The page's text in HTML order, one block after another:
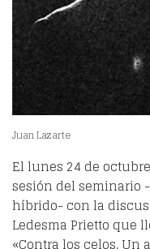
Juan Lazarte
El lunes 24 de
sesión del seminario
híbrido- con la
Ledesma Prietto que